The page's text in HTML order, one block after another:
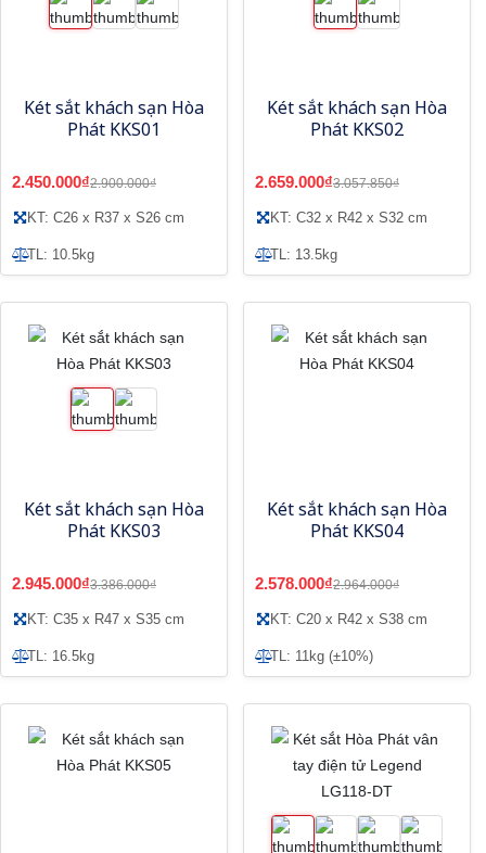
Két sắt khách sạn Hòa
Phát KKS01
2.450.000₫2.900.000₫
KT: C26 x R37 x S26 cm
TL: 10.5kg
Két sắt khách sạn Hòa
Phát KKS02
2.659.000₫3.057.850₫
KT: C32 x R42 x S32 cm
TL: 13.5kg
Két sắt khách sạn Hòa
Phát KKS03
2.945.000₫3.386.000₫
KT: C35 x R47 x S35 cm
TL: 16.5kg
Két sắt khách sạn Hòa
Phát KKS04
2.578.000₫2.964.000₫
KT: C20 x R42 x S38 cm
TL: 11kg (±10%)